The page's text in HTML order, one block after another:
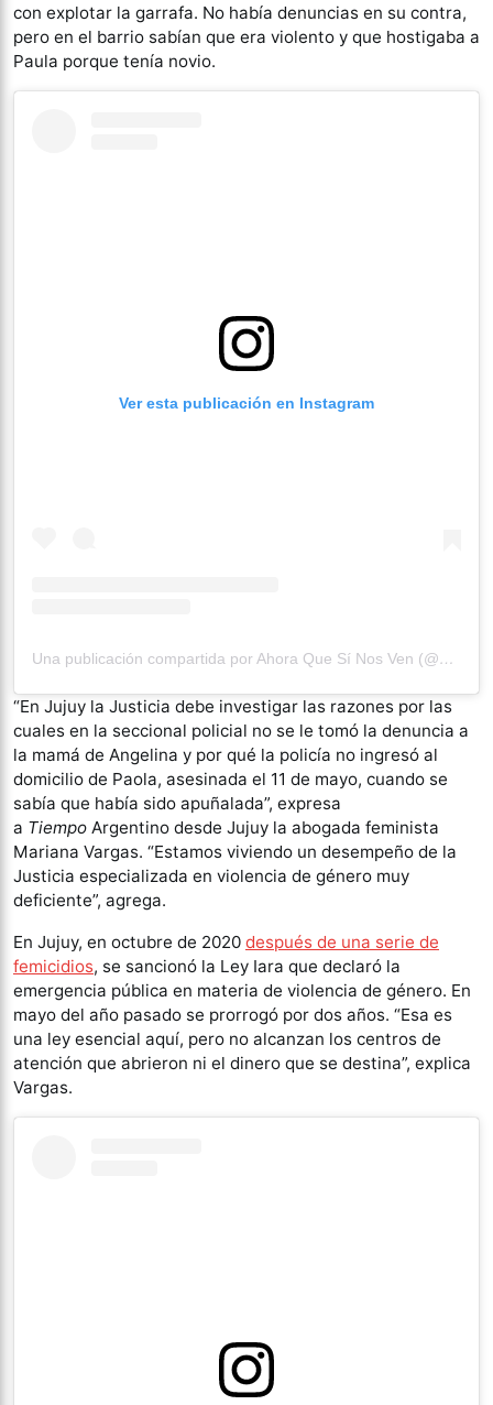
con explotar la garrafa. No había denuncias en su contra,
pero en el barrio sabían que era violento y que hostigaba a
Paula porque tenía novio.
Ver esta publicación en Instagram
Una publicación compartida por Ahora Que Sí Nos Ven (@ahoraquesinosvenok)
“En Jujuy la Justicia debe investigar las razones por las
cuales en la seccional policial no se le tomó la denuncia a
la mamá de Angelina y por qué la policía no ingresó al
domicilio de Paola, asesinada el 11 de mayo, cuando se
sabía que había sido apuñalada”, expresa
a Tiempo Argentino desde Jujuy la abogada feminista
Mariana Vargas. “Estamos viviendo un desempeño de la
Justicia especializada en violencia de género muy
deficiente”, agrega.
En Jujuy, en octubre de 2020 después de una serie de
femicidios, se sancionó la Ley Iara que declaró la
emergencia pública en materia de violencia de género. En
mayo del año pasado se prorrogó por dos años. “Esa es
una ley esencial aquí, pero no alcanzan los centros de
atención que abrieron ni el dinero que se destina”, explica
Vargas.